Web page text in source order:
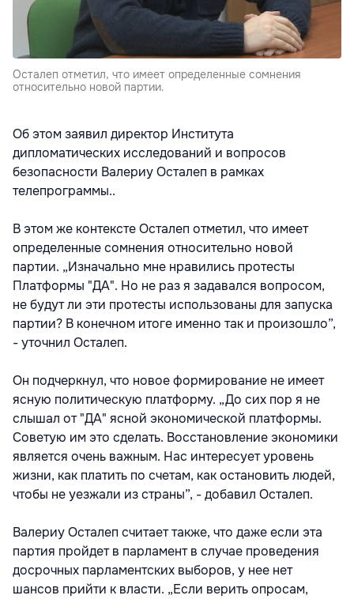
Осталеп отметил, что имеет определенные сомнения
относительно новой партии.
Об этом заявил директор Института
дипломатических исследований и вопросов
безопасности Валериу Осталеп в рамках
телепрограммы..
В этом же контексте Осталеп отметил, что имеет
определенные сомнения относительно новой
партии. „Изначально мне нравились протесты
Платформы "ДА". Но не раз я задавался вопросом,
не будут ли эти протесты использованы для запуска
партии? В конечном итоге именно так и произошло”,
- уточнил Осталеп.
Он подчеркнул, что новое формирование не имеет
ясную политическую платформу. „До сих пор я не
слышал от "ДА" ясной экономической платформы.
Советую им это сделать. Восстановление экономики
является очень важным. Нас интересует уровень
жизни, как платить по счетам, как остановить людей,
чтобы не уезжали из страны”, - добавил Осталеп.
Валериу Осталеп считает также, что даже если эта
партия пройдет в парламент в случае проведения
досрочных парламентских выборов, у нее нет
шансов прийти к власти. „Если верить опросам,